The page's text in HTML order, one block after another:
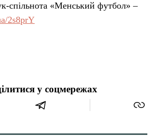
спільнота «Менський футбол» –
2s8prY
у соцмережах